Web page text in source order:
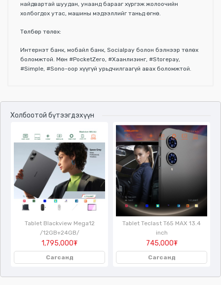
найдвартай шуудан, унаанд барааг хүргэж жолоочийн
холбогдох утас, машины мэдээллийг таньд өгнө.
Төлбөр төлөх:
Интернэт банк, мобайл банк, Socialpay болон бэлнээр төлөх
боломжтой. Мөн #PocketZero, #Хаанлизинг, #Storepay,
#Simple, #Sono-оор хүүгүй урьдчилгаагүй авах боломжтой.
Холбоотой бүтээгдэхүүн
Tablet Blackview Mega12
/12GB+24GB/
1,795,000₮
Сагсанд
Tablet Teclast T65 MAX 13.4
inch
745,000₮
Сагсанд